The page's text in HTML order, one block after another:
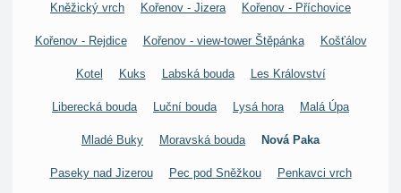
Kněžický vrch Kořenov - Jizera Kořenov - Příchovice
Kořenov - Rejdice Kořenov - view-tower Štěpánka Košťálov
Kotel Kuks Labská bouda Les Království
Liberecká bouda Luční bouda Lysá hora Malá Úpa
Mladé Buky Moravská bouda Nová Paka
Paseky nad Jizerou Pec pod Sněžkou Penkavci vrch